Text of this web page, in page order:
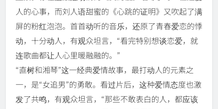
人的心事，而刘人语甜蜜的《心跳的证明》又吹起了满
屏的粉红泡泡。首首动听的音乐，还原了青春爱恋的悸
动，十分动人，有观众坦言，“看完特别想谈恋爱，就
连歌曲都让人心里暖融融的。”
“直树和湘琴”这一经典爱情故事，最打动人的元素之
一，是“女追男”的勇敢。看过片后，这种爱情态度也激
发了共鸣，有观众坦言，“那些不敢表白的人，都应该